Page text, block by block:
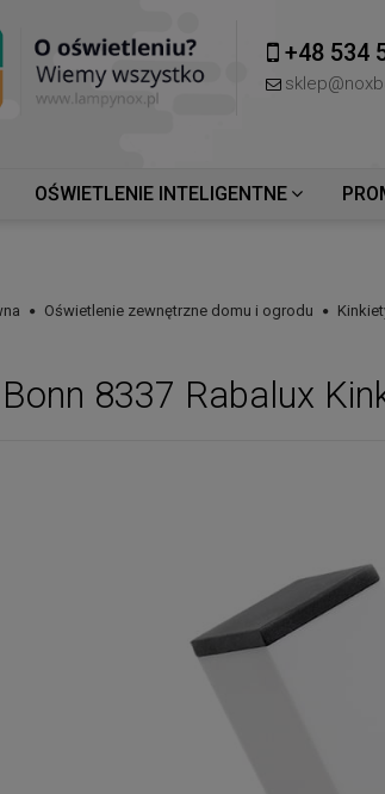
+48 534
OŚWIETLENIE INTELIGENTNE
Oświetlenie zewnętrzne domu i ogrodu
Bonn 8337 Rabalux